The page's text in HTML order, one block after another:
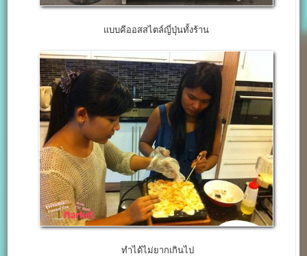
แบบคีออสสไตล์ญี่ปุ่นทั้งร้าน
ทำได้ไม่ยากเกินไป